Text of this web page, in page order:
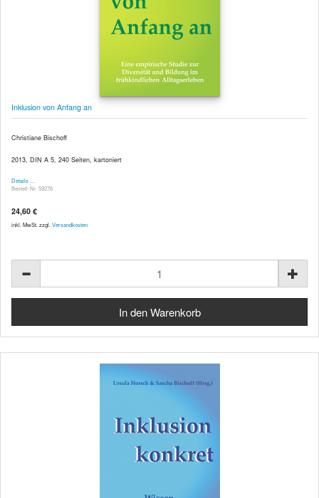
Inklusion von Anfang an
Christiane Bischoff
2013, DIN A 5, 240 Seiten, kartoniert
Details …
Bestell-Nr. 59276
24,60 €
inkl. MwSt. zzgl. Versandkosten